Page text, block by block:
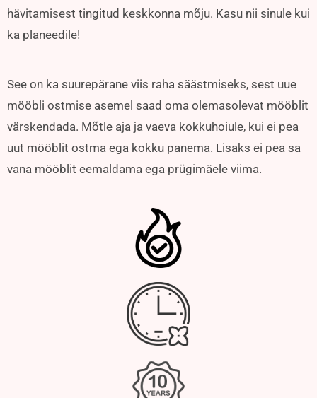
hävitamisest tingitud keskkonna mõju. Kasu nii sinule kui
ka planeedile!
See on ka suurepärane viis raha säästmiseks, sest uue
mööbli ostmise asemel saad oma olemasolevat mööblit
värskendada. Mõtle aja ja vaeva kokkuhoiule, kui ei pea
uut mööblit ostma ega kokku panema. Lisaks ei pea sa
vana mööblit eemaldama ega prügimäele viima.